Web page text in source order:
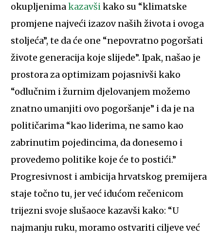
okupljenimakazavšikako su “klimatske
promjene najveći izazov naših života i ovoga
stoljeća”, te da će one “nepovratno pogoršati
živote generacija koje slijede”. Ipak, našao je
prostora za optimizam pojasnivši kako
“odlučnim i žurnim djelovanjem možemo
znatno umanjiti ovo pogoršanje” i da je na
političarima “kao liderima, ne samo kao
zabrinutim pojedincima, da donesemo i
provedemo politike koje će to postići.”
Progresivnost i ambicija hrvatskog premijera
staje točno tu, jer već idućom rečenicom
trijezni svoje slušaoce kazavši kako: “U
najmanju ruku, moramo ostvariti ciljeve već